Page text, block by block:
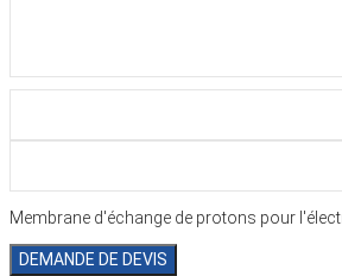
Membrane d'échange de protons pour
DEMANDE DE DEVIS